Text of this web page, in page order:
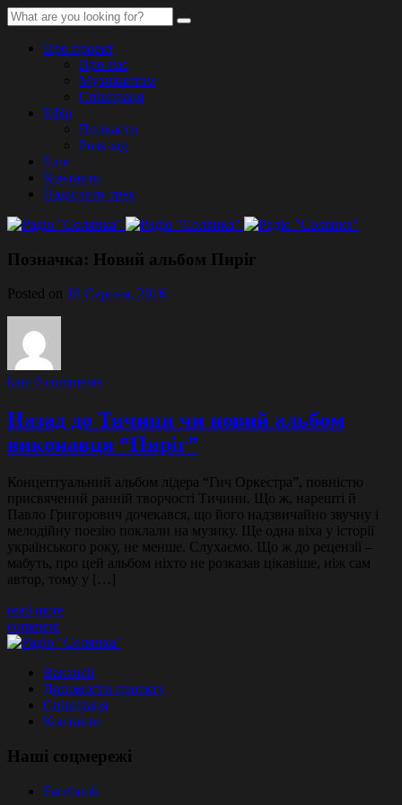
Про проект
Про нас
Музикантам
Співпраця
Ефір
Подкасти
Розклад
Блог
Контакти
Надіслати трек
Позначка: Новий альбом Пиріг
Posted on 18 Серпня, 2016
kate 0 comments
Назад до Тичини чи новий альбом
виконавця “Пиріг”
Концептуальний альбом лідера “Гич Оркестра”, повністю
присвячений ранній творчості Тичини. Що ж, нарешті й
Павло Григорович дочекався, що його надзвичайно звучну і
мелодійну поезію поклали на музику. Ще одна віха у історії
українського року, не менше. Слухаємо. Що ж до рецензії –
мабуть, про цей альбом ніхто не розказав цікавіше, ніж сам
автор, тому у […]
read more
comment
Вакансії
Допомогти проекту
Співпраця
Контакти
Наші соцмережі
Facebook